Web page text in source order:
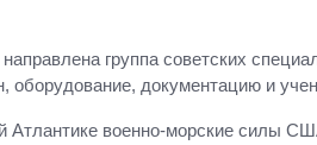
группа советских
оборудование, документацию и
Атлантике военно-морские силы